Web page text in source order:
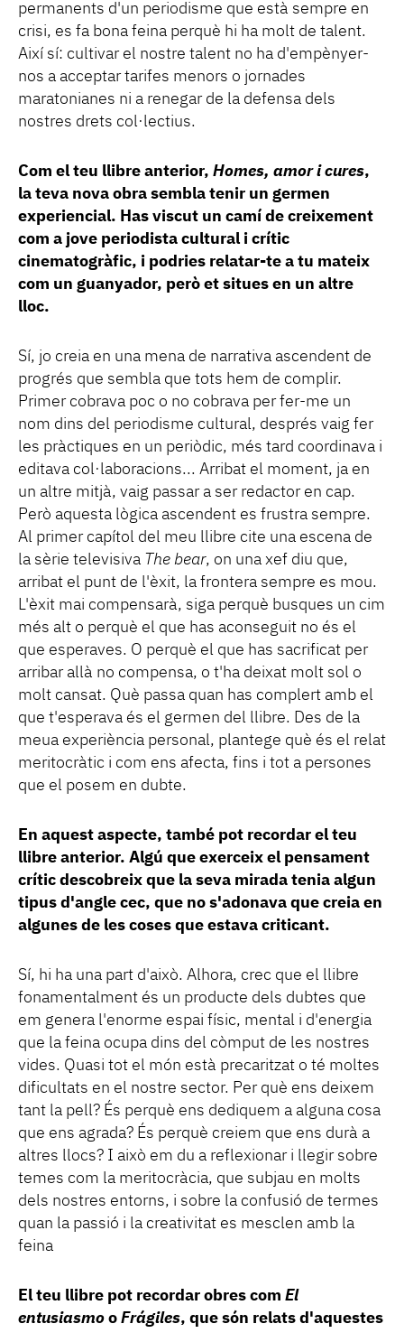
permanents d'un periodisme que està sempre en
crisi, es fa bona feina perquè hi ha molt de talent.
Així sí: cultivar el nostre talent no ha d'empènyer-
nos a acceptar tarifes menors o jornades
maratonianes ni a renegar de la defensa dels
nostres drets col·lectius.
Com el teu llibre anterior, Homes, amor i cures,
la teva nova obra sembla tenir un germen
experiencial. Has viscut un camí de creixement
com a jove periodista cultural i crític
cinematogràfic, i podries relatar-te a tu mateix
com un guanyador, però et situes en un altre
lloc.
Sí, jo creia en una mena de narrativa ascendent de
progrés que sembla que tots hem de complir.
Primer cobrava poc o no cobrava per fer-me un
nom dins del periodisme cultural, després vaig fer
les pràctiques en un periòdic, més tard coordinava i
editava col·laboracions... Arribat el moment, ja en
un altre mitjà, vaig passar a ser redactor en cap.
Però aquesta lògica ascendent es frustra sempre.
Al primer capítol del meu llibre cite una escena de
la sèrie televisiva The bear, on una xef diu que,
arribat el punt de l'èxit, la frontera sempre es mou.
L'èxit mai compensarà, siga perquè busques un cim
més alt o perquè el que has aconseguit no és el
que esperaves. O perquè el que has sacrificat per
arribar allà no compensa, o t'ha deixat molt sol o
molt cansat. Què passa quan has complert amb el
que t'esperava és el germen del llibre. Des de la
meua experiència personal, plantege què és el relat
meritocràtic i com ens afecta, fins i tot a persones
que el posem en dubte.
En aquest aspecte, també pot recordar el teu
llibre anterior. Algú que exerceix el pensament
crític descobreix que la seva mirada tenia algun
tipus d'angle cec, que no s'adonava que creia en
algunes de les coses que estava criticant.
Sí, hi ha una part d'això. Alhora, crec que el llibre
fonamentalment és un producte dels dubtes que
em genera l'enorme espai físic, mental i d'energia
que la feina ocupa dins del còmput de les nostres
vides. Quasi tot el món està precaritzat o té moltes
dificultats en el nostre sector. Per què ens deixem
tant la pell? És perquè ens dediquem a alguna cosa
que ens agrada? És perquè creiem que ens durà a
altres llocs? I això em du a reflexionar i llegir sobre
temes com la meritocràcia, que subjau en molts
dels nostres entorns, i sobre la confusió de termes
quan la passió i la creativitat es mesclen amb la
feina
El teu llibre pot recordar obres com El
entusiasmo o Frágiles, que són relats d'aquestes